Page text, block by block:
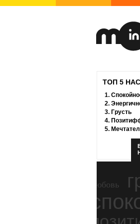
ТОП 5
1.
2.
3. Грусть
4.
5.
любовь